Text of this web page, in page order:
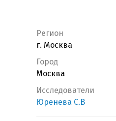
Регион
г. Москва
Город
Москва
Исследователи
Юренева С.В